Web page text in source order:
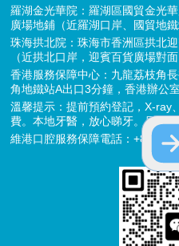
羅湖金光華院：羅湖區國貿金光
廣場地鋪（近羅湖口岸、國貿地鐵
珠海拱北院：珠海市香洲區拱北
（近拱北口岸，迎賓百貨廣場對面
香港服務保障中心：九龍荔枝角
角地鐵站A出口3分鐘，香港辦公
溫馨提示：提前預約登記，X-ray
費。本地牙醫，放心睇牙。另有速
維港口腔服務保障電話：+852